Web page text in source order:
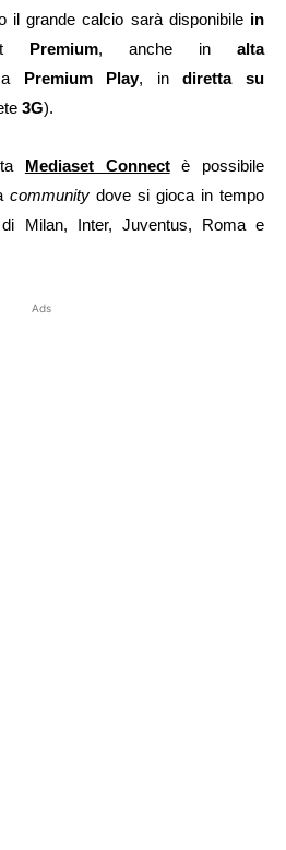
il grande calcio sarà disponibile in
Premium, anche in alta
a Premium Play, indiretta su
3G).
Mediaset Connectè possibile
community dove si gioca in tempo
Milan, Inter, Juventus, Roma e
Ads